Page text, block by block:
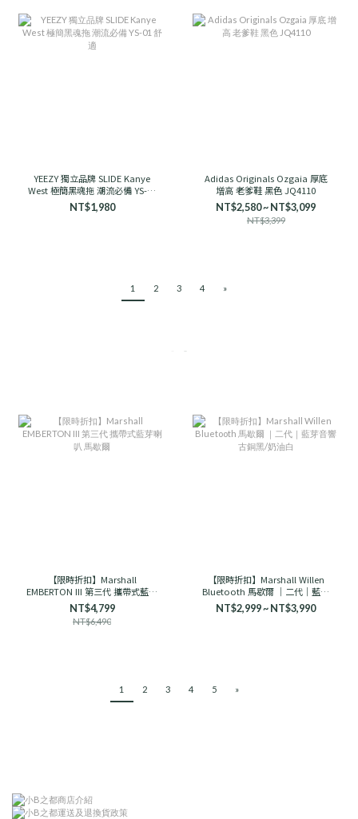
YEEZY 獨立品牌 SLIDE Kanye
West 極簡黑魂拖 潮流必備 YS-01
舒適
NT$1,980
Adidas Originals Ozgaia 厚底
增高 老爹鞋 黑色 JQ4110
NT$2,580 ~ NT$3,099
NT$3,399
1 2 3 4 »
【限時折扣】Marshall
EMBERTON III 第三代 攜帶式藍芽
喇叭 馬歇爾
NT$4,799
NT$6,490
【限時折扣】Marshall Willen
Bluetooth 馬歇爾 ｜二代｜藍芽
音響 古銅黑/奶油白
NT$2,999 ~ NT$3,990
1 2 3 4 5 »